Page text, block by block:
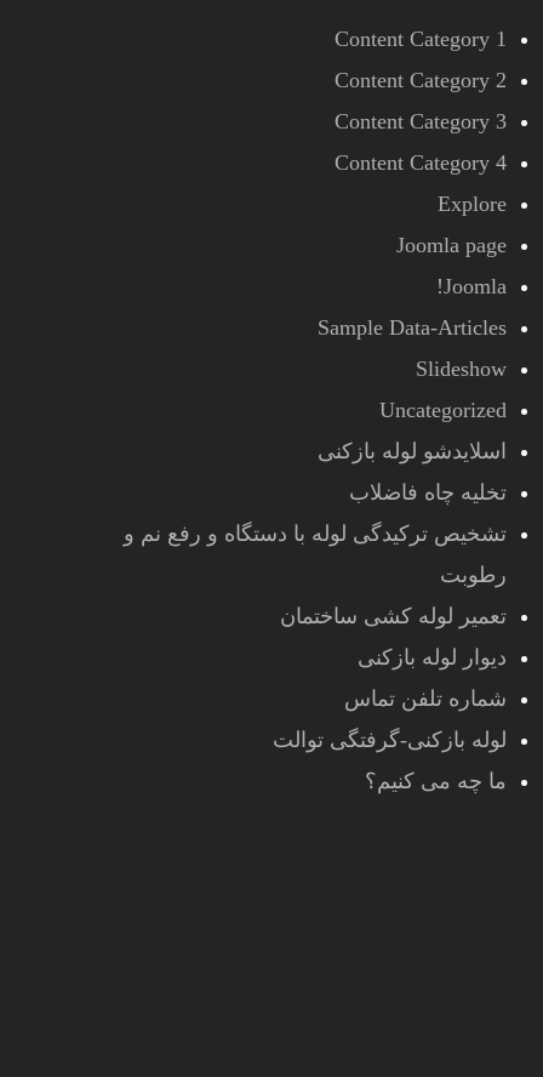
Content Category 1
Content Category 2
Content Category 3
Content Category 4
Explore
Joomla page
Joomla!
Sample Data-Articles
Slideshow
Uncategorized
اسلایدشو لوله بازکنی
تخلیه چاه فاضلاب
تشخیص ترکیدگی لوله با دستگاه و رفع نم و
رطوبت
تعمیر لوله کشی ساختمان
دیوار لوله بازکنی
شماره تلفن تماس
لوله بازکنی-گرفتگی توالت
ما چه می کنیم؟